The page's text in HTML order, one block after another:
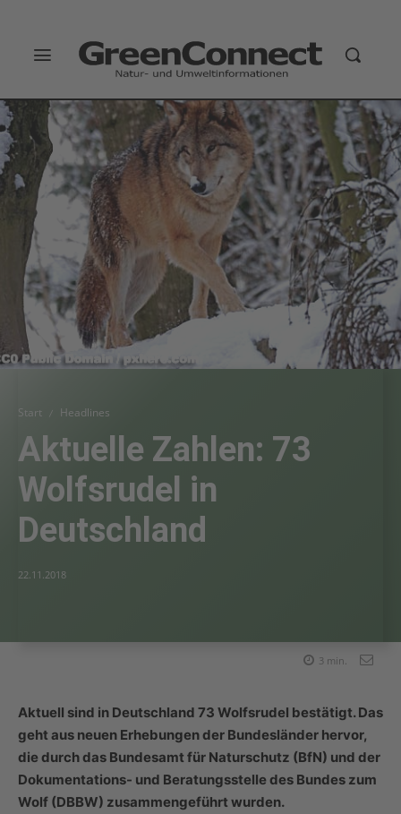
Start Headlines
Aktuelle Zahlen: 73
Wolfsrudel in
Deutschland
22.11.2018
3 min.
Aktuell sind in Deutschland 73 Wolfsrudel bestätigt. Das
geht aus neuen Erhebungen der Bundesländer hervor,
die durch das Bundesamt für Naturschutz (BfN) und der
Dokumentations- und Beratungsstelle des Bundes zum
Wolf (DBBW) zusammengeführt wurden.